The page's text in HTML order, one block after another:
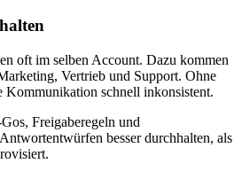
oft im selben Account. Dazu kommen
Vertrieb und Support. Ohne
schnell inkonsistent.
Freigaberegeln und
besser durchhalten, als